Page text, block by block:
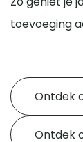
toevoeging
Ontdek
Ontdek